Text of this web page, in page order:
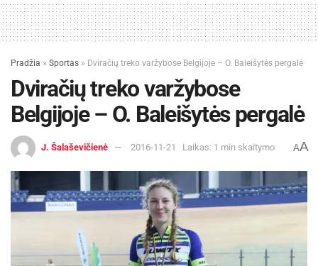
Pradžia » Sportas » Dviračių treko varžybose Belgijoje – O. Baleišytės pergalė
Dviračių treko varžybose
Belgijoje – O. Baleišytės pergalė
J. Šalaševičienė 2016-11-21 Laikas: 1 min skaitymo AA